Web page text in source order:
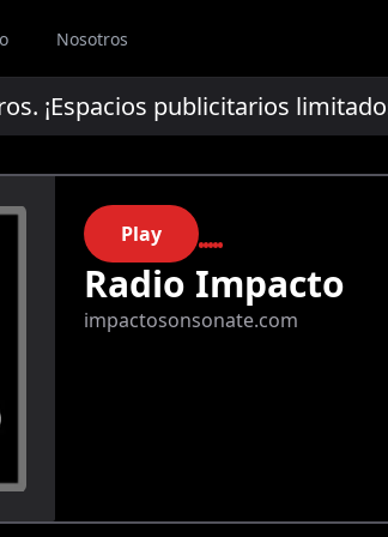
Nosotros
¡Espacios publicitarios
Play
Radio Impacto
impactosonsonate.com